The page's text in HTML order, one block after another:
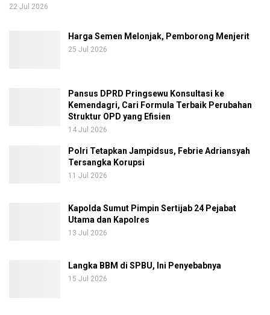
22 Jul 2026
Harga Semen Melonjak, Pemborong Menjerit
25 Jul 2026
Pansus DPRD Pringsewu Konsultasi ke
Kemendagri, Cari Formula Terbaik Perubahan
Struktur OPD yang Efisien
14 Jul 2026
Polri Tetapkan Jampidsus, Febrie Adriansyah
Tersangka Korupsi
11 Jul 2026
Kapolda Sumut Pimpin Sertijab 24 Pejabat
Utama dan Kapolres
13 Jul 2026
Langka BBM di SPBU, Ini Penyebabnya
15 Jul 2026